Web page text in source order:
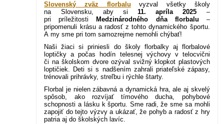
Slovenský zväz florbalu
vyzval všetky školy
na Slovensku, aby si
11. apríla 2025
–
pri príležitosti
Medzinárodného dňa florbalu
–
pripomenuli krásu a radosť z tohto dynamického športu.
A my sme pri tom samozrejme nemohli chýbať!
Naši žiaci si priniesli do školy florbalky aj florbalové
loptičky a počas hodín telesnej výchovy v telocvični
či na školskom dvore ozýval svižný klopkot plastových
loptičiek. Deti si s nadšením zahrali priateľské zápasy,
trénovali prihrávky, streľbu i rýchle štarty.
Florbal je nielen zábavná a dynamická hra, ale aj skvelý
spôsob, ako rozvíjať tímového ducha, pohybové
schopnosti a lásku k športu. Sme radi, že sme sa mohli
zapojiť do tejto výzvy a ukázať, že pohyb a radosť z hry
patria aj do školských lavíc.